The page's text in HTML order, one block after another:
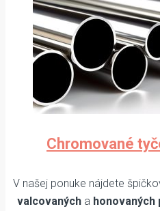
Chromované
V našej ponuke nájdete
valcovanýcha honovaných